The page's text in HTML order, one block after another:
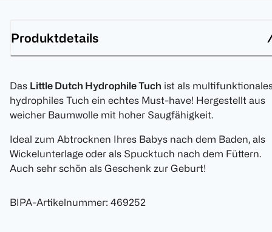
Produktdetails
Das Little Dutch Hydrophile Tuch ist als
hydrophiles Tuch ein echtes Must-have! Hergestellt aus
weicher Baumwolle mit hoher Saugfähigkeit.
Ideal zum Abtrocknen Ihres Babys nach dem Baden, als
Wickelunterlage oder als Spucktuch nach dem Füttern.
Auch sehr schön als Geschenk zur Geburt!
BIPA-Artikelnummer: 469252